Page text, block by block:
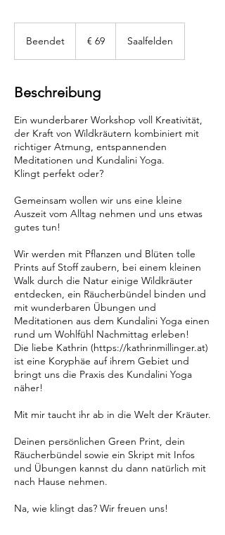
Beendet
d
t
€ 69 Saalfelden
Beschreibung
Ein wunderbarer Workshop voll Kreativität,
der Kraft von Wildkräutern kombiniert mit
richtiger Atmung, entspannenden
Meditationen und Kundalini Yoga.
Klingt perfekt oder?
Gemeinsam wollen wir uns eine kleine
Auszeit vom Alltag nehmen und uns etwas
gutes tun!
Wir werden mit Pflanzen und Blüten tolle
Prints auf Stoff zaubern, bei einem kleinen
Walk durch die Natur einige Wildkräuter
entdecken, ein Räucherbündel binden und
mit wunderbaren Übungen und
Meditationen aus dem Kundalini Yoga einen
rund um Wohlfühl Nachmittag erleben!
Die liebe Kathrin (https://kathrinmillinger.at)
ist eine Koryphäe auf ihrem Gebiet und
bringt uns die Praxis des Kundalini Yoga
näher!
Mit mir taucht ihr ab in die Welt der Kräuter.
Deinen persönlichen Green Print, dein
Räucherbündel sowie ein Skript mit Infos
und Übungen kannst du dann natürlich mit
nach Hause nehmen.
Na, wie klingt das? Wir freuen uns!